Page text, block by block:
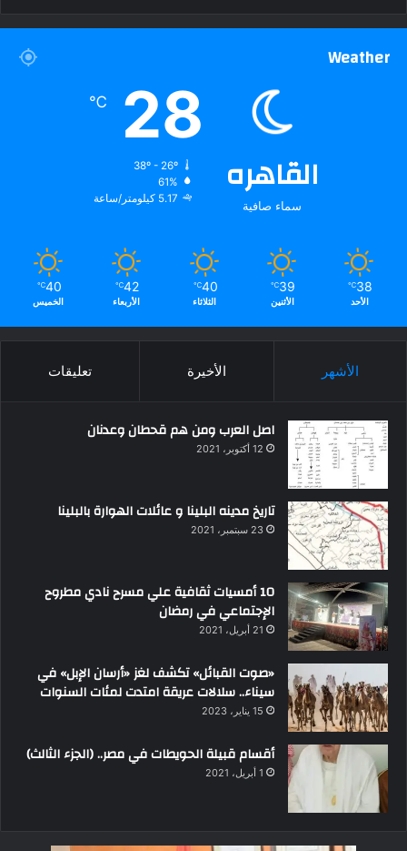
Weather
القاهره
سماء صافية
28
℃
38º - 26º
61%
5.17 كيلومتر/ساعة
38
℃
الأحد
39
℃
الأثنين
40
℃
الثلاثاء
42
℃
الأربعاء
40
℃
الخميس
الأشهر الأخيرة تعليقات
اصل العرب ومن هم قحطان وعدنان
12 أكتوبر، 2021
تاريخ مدينه البلينا و عائلات الهوارة بالبلينا
23 سبتمبر، 2021
10 أمسيات ثقافية علي مسرح نادي مطروح
الإجتماعي في رمضان
21 أبريل، 2021
«صوت القبائل» تكشف لغز «أرسان الإبل» في
سيناء.. سلالات عريقة امتدت لمئات السنوات
15 يناير، 2023
أقسام قبيلة الحويطات في مصر.. (الجزء الثالث)
1 أبريل، 2021